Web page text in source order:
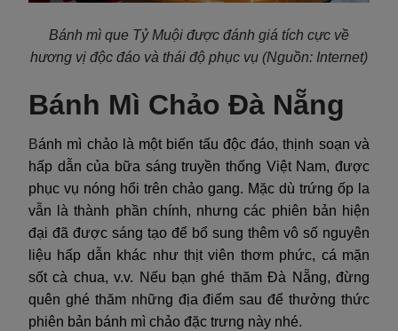
Bánh mì que Tỷ Muội được đánh giá tích cực về
hương vị độc đáo và thái độ phục vụ (Nguồn: Internet)
Bánh Mì Chảo Đà Nẵng
Bánh mì chảo là một biến tấu độc đáo, thịnh soạn và
hấp dẫn của bữa sáng truyền thống Việt Nam, được
phục vụ nóng hổi trên chảo gang. Mặc dù trứng ốp la
vẫn là thành phần chính, nhưng các phiên bản hiện
đại đã được sáng tạo để bổ sung thêm vô số nguyên
liệu hấp dẫn khác như thịt viên thơm phức, cá mặn
sốt cà chua, v.v. Nếu bạn ghé thăm Đà Nẵng, đừng
quên ghé thăm những địa điểm sau để thưởng thức
phiên bản bánh mì chảo đặc trưng này nhé.